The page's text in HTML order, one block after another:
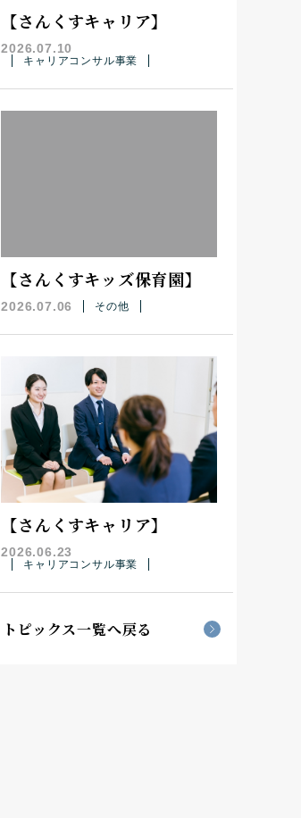
【さんくすキャリア】
2026.07.10
キャリアコンサル事業
【さんくすキッズ保育園】
2026.07.06 その他
【さんくすキャリア】
2026.06.23
キャリアコンサル事業
トピックス一覧へ戻る